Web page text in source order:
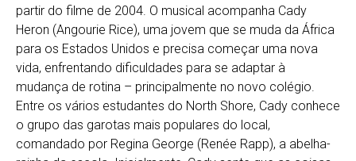
partir do filme de 2004. O musical acompanha Cady
Heron (Angourie Rice), uma jovem que se muda da África
para os Estados Unidos e precisa começar uma nova
vida, enfrentando dificuldades para se adaptar à
mudança de rotina – principalmente no novo colégio.
Entre os vários estudantes do North Shore, Cady conhece
o grupo das garotas mais populares do local,
comandado por Regina George (Renée Rapp), a abelha-